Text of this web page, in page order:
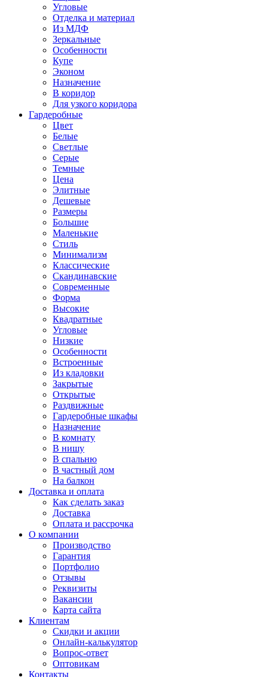
Угловые
Отделка и материал
Из МДФ
Зеркальные
Особенности
Купе
Эконом
Назначение
В коридор
Для узкого коридора
Гардеробные
Цвет
Белые
Светлые
Серые
Темные
Цена
Элитные
Дешевые
Размеры
Большие
Маленькие
Стиль
Минимализм
Классические
Скандинавские
Современные
Форма
Высокие
Квадратные
Угловые
Низкие
Особенности
Встроенные
Из кладовки
Закрытые
Открытые
Раздвижные
Гардеробные шкафы
Назначение
В комнату
В нишу
В спальню
В частный дом
На балкон
Доставка и оплата
Как сделать заказ
Доставка
Оплата и рассрочка
О компании
Производство
Гарантия
Портфолио
Отзывы
Реквизиты
Вакансии
Карта сайта
Клиентам
Скидки и акции
Онлайн-калькулятор
Вопрос-ответ
Оптовикам
Контакты